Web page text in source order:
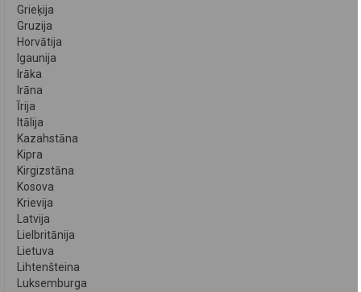
Grieķija
Gruzija
Horvātija
Igaunija
Irāka
Irāna
Īrija
Itālija
Kazahstāna
Kipra
Kirgizstāna
Kosova
Krievija
Latvija
Lielbritānija
Lietuva
Lihtenšteina
Luksemburga